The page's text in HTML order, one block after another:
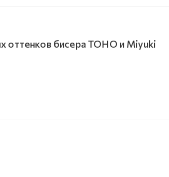
оттенков бисера TOHO и Miyuki